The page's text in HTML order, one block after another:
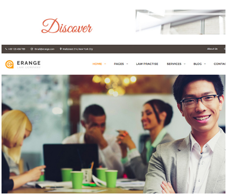
Law
Website Design / 법률/회계